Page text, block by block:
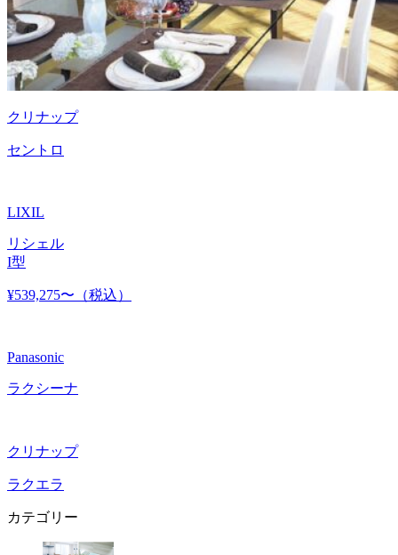
クリナップ
セントロ
LIXIL
リシェル
I型
¥539,275〜 （税込）
Panasonic
ラクシーナ
クリナップ
ラクエラ
カテゴリー